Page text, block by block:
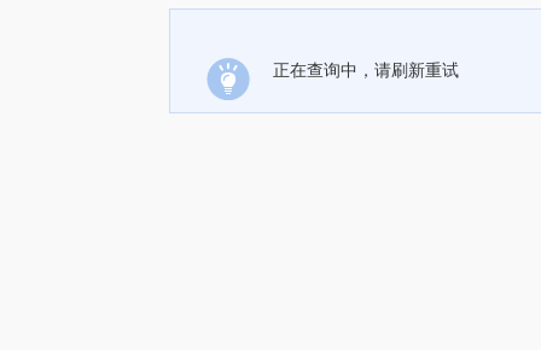
正在查询中，请刷新重试